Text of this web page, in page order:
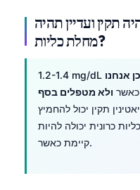
תקין ועדיין תהיה
מחלת כליות?
1.2-1.4 mg/dL אנחנו
כאשר ולא מטפלים בסף
תקין יכול להחמיץ
כרונית יכולה להיות
קיימת כאשר.